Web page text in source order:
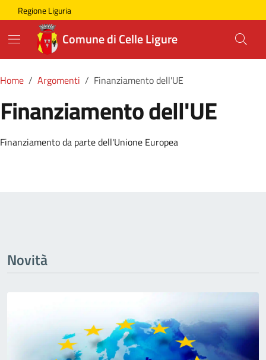
Skip to main content
Comune di Celle Ligure
Regione Liguria
Comune di Celle Ligure
Home Argomenti Finanziamento dell'UE
Finanziamento dell'UE
Dettagli della Notizia
Finanziamento da parte dell'Unione Europea
Novità